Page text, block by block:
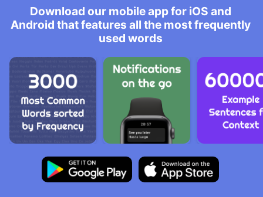
Download our mobile app for iOS and
Android that features all the most frequently
used words